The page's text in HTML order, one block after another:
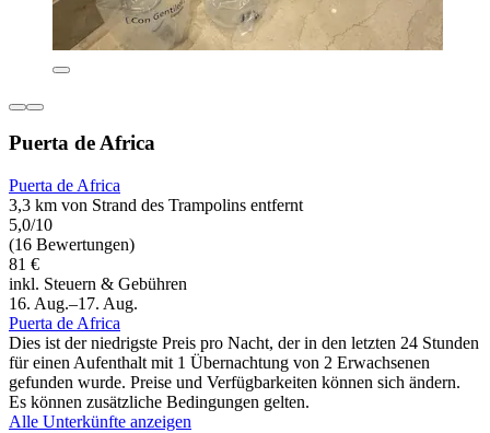
Puerta de Africa
Puerta de Africa
3,3 km von Strand des Trampolins entfernt
5,0/10
(16 Bewertungen)
81 €
inkl. Steuern & Gebühren
16. Aug.–17. Aug.
Puerta de Africa
Dies ist der niedrigste Preis pro Nacht, der in den letzten 24 Stunden
für einen Aufenthalt mit 1 Übernachtung von 2 Erwachsenen
gefunden wurde. Preise und Verfügbarkeiten können sich ändern.
Es können zusätzliche Bedingungen gelten.
Alle Unterkünfte anzeigen